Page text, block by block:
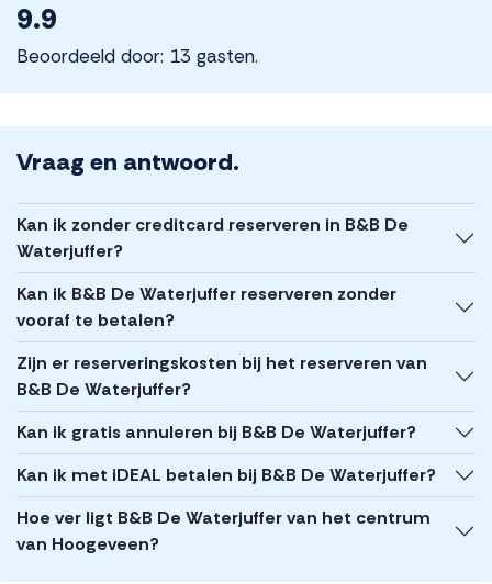
9.9
Beoordeeld door: 13 gasten.
Vraag en antwoord.
Kan ik zonder creditcard reserveren in B&B De
Waterjuffer?
Kan ik B&B De Waterjuffer reserveren zonder
vooraf te betalen?
Zijn er reserveringskosten bij het reserveren van
B&B De Waterjuffer?
Kan ik gratis annuleren bij B&B De Waterjuffer?
Kan ik met iDEAL betalen bij B&B De Waterjuffer?
Hoe ver ligt B&B De Waterjuffer van het centrum
van Hoogeveen?